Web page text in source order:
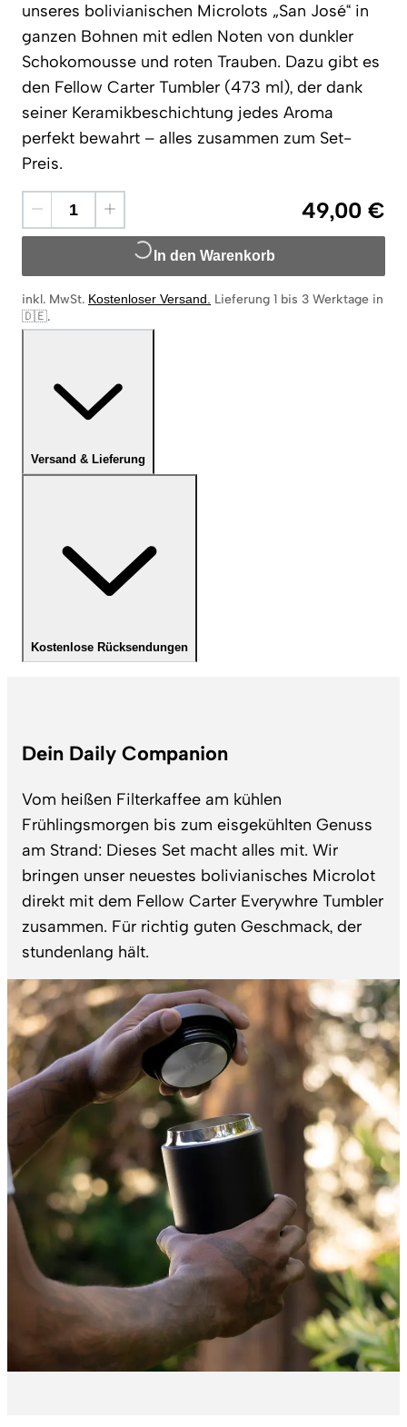
unseres bolivianischen Microlots „San José“ in
ganzen Bohnen mit edlen Noten von dunkler
Schokomousse und roten Trauben. Dazu gibt es
den Fellow Carter Tumbler (473 ml), der dank
seiner Keramikbeschichtung jedes Aroma
perfekt bewahrt – alles zusammen zum Set-
Preis.
49,00 €
In den Warenkorb
inkl. MwSt. Kostenloser Versand. Lieferung 1 bis 3 Werktage in
🇩🇪.
Versand & Lieferung
Kostenlose Rücksendungen
Dein Daily Companion
Vom heißen Filterkaffee am kühlen
Frühlingsmorgen bis zum eisgekühlten Genuss
am Strand: Dieses Set macht alles mit. Wir
bringen unser neuestes bolivianisches Microlot
direkt mit dem Fellow Carter Everywhre Tumbler
zusammen. Für richtig guten Geschmack, der
stundenlang hält.